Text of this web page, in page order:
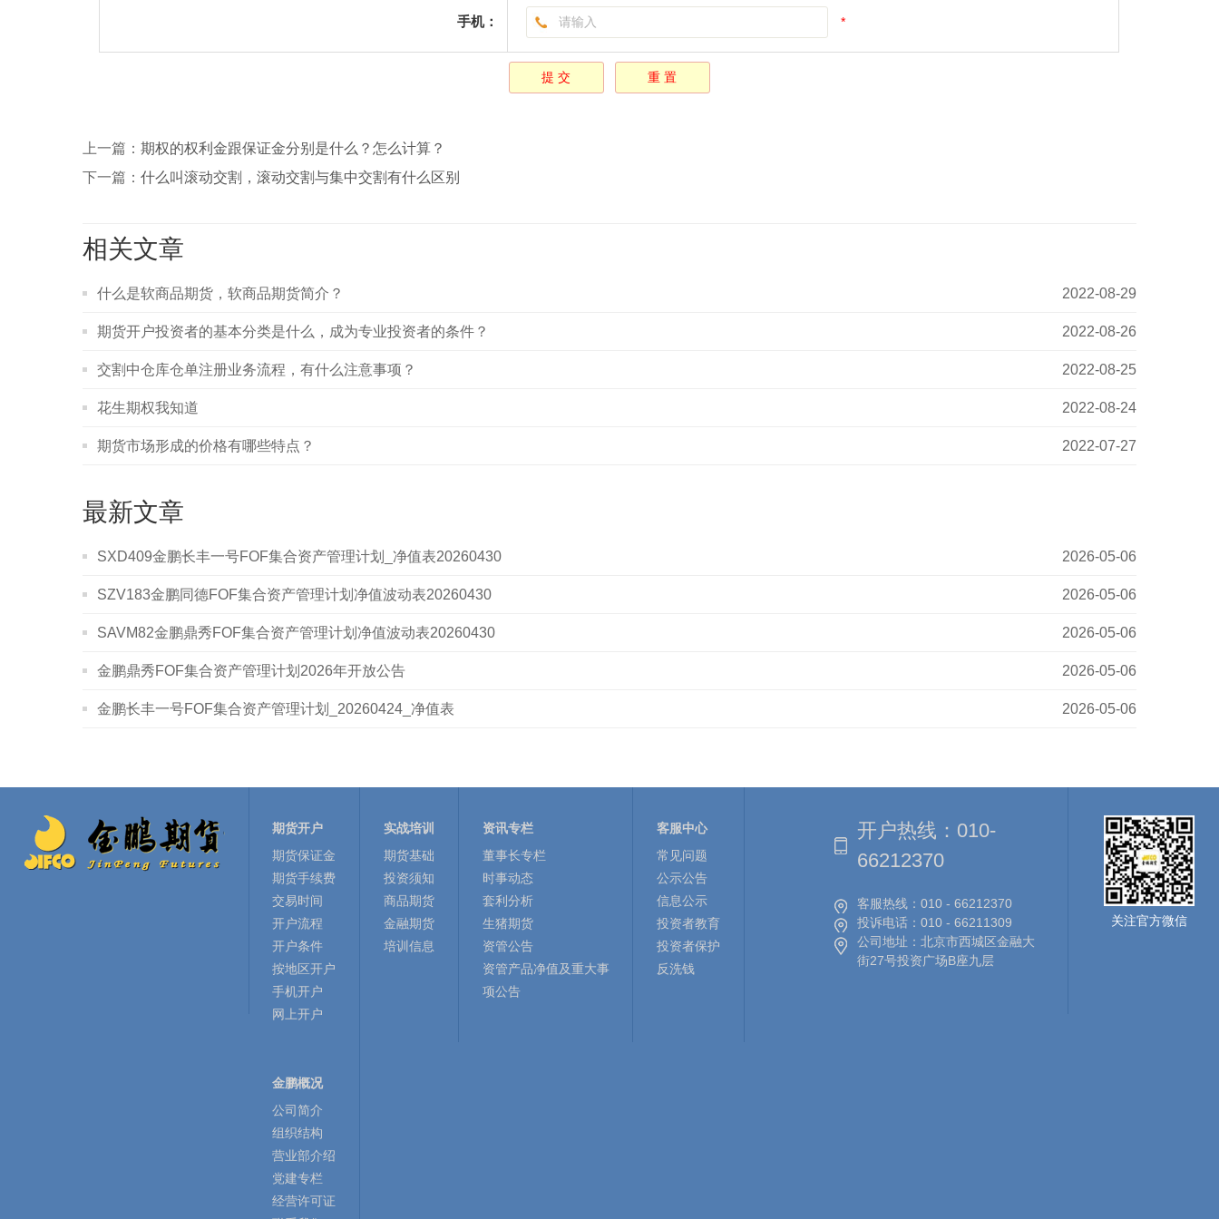
手机： *
上一篇：期权的权利金跟保证金分别是什么？怎么计算？
下一篇：什么叫滚动交割，滚动交割与集中交割有什么区别
相关文章
什么是软商品期货，软商品期货简介？ 2022-08-29
期货开户投资者的基本分类是什么，成为专业投资者的条件？ 2022-08-26
交割中仓库仓单注册业务流程，有什么注意事项？ 2022-08-25
花生期权我知道 2022-08-24
期货市场形成的价格有哪些特点？ 2022-07-27
最新文章
SXD409金鹏长丰一号FOF集合资产管理计划_净值表20260430 2026-05-06
SZV183金鹏同德FOF集合资产管理计划净值波动表20260430 2026-05-06
SAVM82金鹏鼎秀FOF集合资产管理计划净值波动表20260430 2026-05-06
金鹏鼎秀FOF集合资产管理计划2026年开放公告 2026-05-06
金鹏长丰一号FOF集合资产管理计划_20260424_净值表 2026-05-06
期货开户
期货保证金
期货手续费
交易时间
开户流程
开户条件
按地区开户
手机开户
网上开户
实战培训
期货基础
投资须知
商品期货
金融期货
培训信息
资讯专栏
董事长专栏
时事动态
套利分析
生猪期货
资管公告
资管产品净值及重大事
项公告
客服中心
常见问题
公示公告
信息公示
投资者教育
投资者保护
反洗钱
金鹏概况
公司简介
组织结构
营业部介绍
党建专栏
经营许可证
开户热线： 010-
66212370
客服热线： 010 - 66212370
投诉电话： 010 - 66211309
公司地址： 北京市西城区金融大
街27号投资广场B座九层
关注官方微信